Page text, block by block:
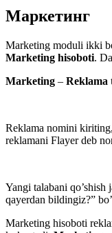
Маркетинг
Marketing moduli ikki
Marketing hisoboti.
Marketing – Reklama
Reklama nomini
reklamani Flayer deb
Yangi talabani
qayerdan bildingiz?”
Marketing hisoboti